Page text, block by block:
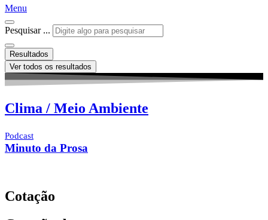
Menu
Pesquisar ...
Resultados
Ver todos os resultados
Clima / Meio Ambiente
Podcast
Minuto da Prosa
Cotação